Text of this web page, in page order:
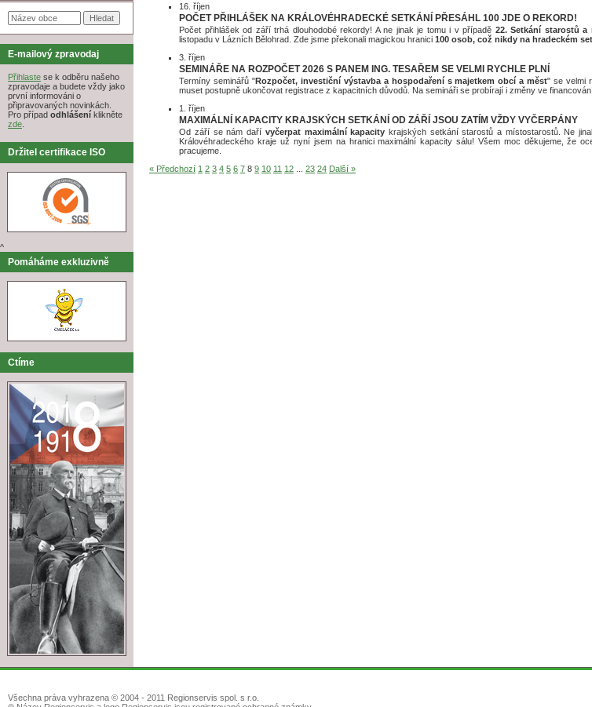
E-mailový zpravodaj
Přihlaste se k odběru našeho
zpravodaje a budete vždy jako
první informováni o
připravovaných novinkách.
Pro případ odhlášení klikněte
zde.
Držitel certifikace ISO
^
Pomáháme exkluzivně
Ctíme
16. říjen
POČET PŘIHLÁŠEK NA KRÁLOVÉHRADECKÉ SETKÁNÍ PŘESÁHL 100 JDE O REKORD!
Počet přihlášek od září trhá dlouhodobé rekordy! A ne jinak je tomu i v případě 22. Setkání starostů a
listopadu v Lázních Bělohrad. Zde jsme překonali magickou hranici100 osob, což nikdy na hradeckém
3. říjen
SEMINÁŘE NA ROZPOČET 2026 S PANEM ING. TESAŘEM SE VELMI RYCHLE PLNÍ
Termíny seminářů "Rozpočet, investiční výstavba a hospodaření s majetkem obcí a měst" se velmi
muset postupně ukončovat registrace z kapacitních důvodů. Na semináři se probírají i změny ve
1. říjen
MAXIMÁLNÍ KAPACITY KRAJSKÝCH SETKÁNÍ OD ZÁŘÍ JSOU ZATÍM VŽDY VYČERPÁNY
Od září se nám daří vyčerpat maximální kapacity krajských setkání starostů a místostarostů. Ne
Královéhradeckého kraje už nyní jsem na hranici maximální kapacity sálu! Všem moc děkujeme, že
pracujeme.
« Předchozí 1 2 3 4 5 6 7 8 9 10 11 12 23 24 Další »
Všechna práva vyhrazena © 2004 - 2011 Regionservis spol. s r.o.